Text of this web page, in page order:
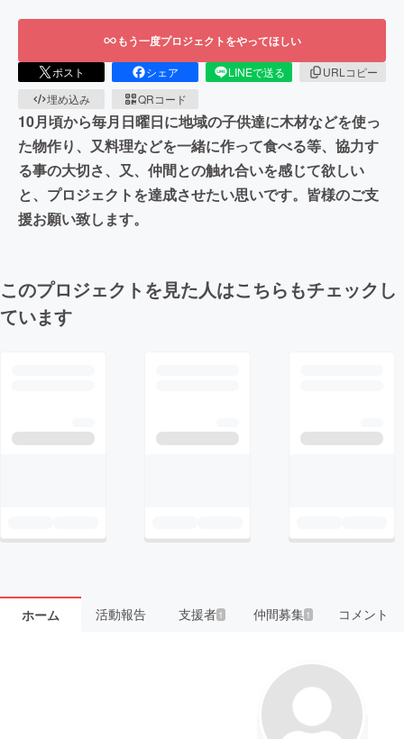
もう一度プロジェクトをやってほしい
ポスト シェア LINEで送る
URLコピー
埋め込み
QRコード
10月頃から毎月日曜日に地域の子供達に木材などを使っ
た物作り、又料理などを一緒に作って食べる等、協力す
る事の大切さ、又、仲間との触れ合いを感じて欲しい
と、プロジェクトを達成させたい思いです。皆様のご支
援お願い致します。
このプロジェクトを見た人はこちらもチェックし
ています
ホーム 活動報告 支援者 1 仲間募集 1 コメント